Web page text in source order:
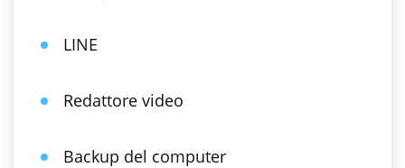
LINE
Redattore video
Backup del computer